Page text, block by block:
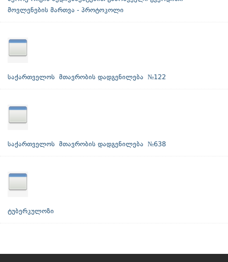
მოვლენების მართვა - პროტოკოლი
საქართველოს მთავრობის დადგენილება №122
საქართველოს მთავრობის დადგენილება №638
ტუბერკულოზი